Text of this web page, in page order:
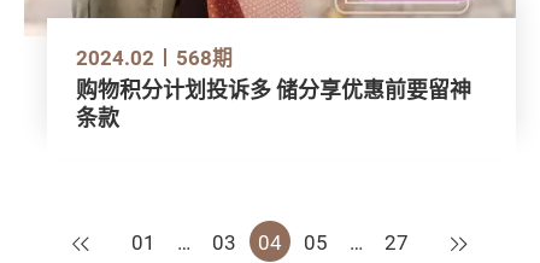
2024.02 568期
购物积分计划投诉多 储分享优惠前要留神
条款
上一页
01 … 03 04 05 … 27 下一页